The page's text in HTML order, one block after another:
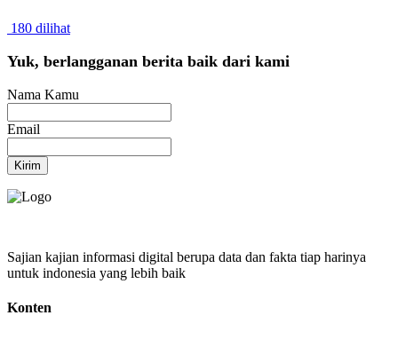
180 dilihat
Yuk, berlangganan berita baik dari kami
Nama Kamu
Email
Kirim
Sajian kajian informasi digital berupa data dan fakta tiap harinya
untuk indonesia yang lebih baik
Konten